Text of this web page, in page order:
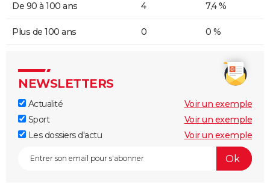
De 90 à 100 ans 4 7,4 %
Plus de 100 ans 0 0 %
NEWSLETTERS
Actualité
Voir un exemple
Sport
Voir un exemple
Les dossiers d'actu
Voir un exemple